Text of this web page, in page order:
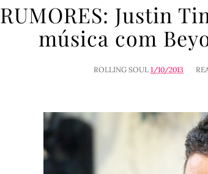
RUMORES: Justin
música com
ROLLING SOUL1/10/2013